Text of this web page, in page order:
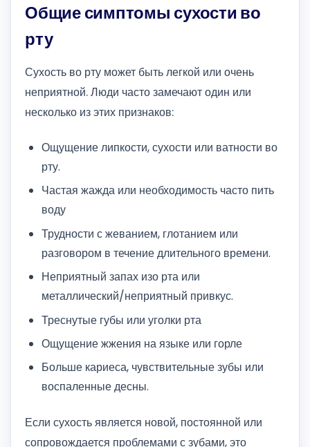
Общие симптомы сухости во
рту
Сухость во рту может быть легкой или очень
неприятной. Люди часто замечают один или
несколько из этих признаков:
Ощущение липкости, сухости или ватности во
рту.
Частая жажда или необходимость часто пить
воду
Трудности с жеванием, глотанием или
разговором в течение длительного времени.
Неприятный запах изо рта или
металлический/неприятный привкус.
Треснутые губы или уголки рта
Ощущение жжения на языке или горле
Больше кариеса, чувствительные зубы или
воспаленные десны.
Если сухость является новой, постоянной или
сопровождается проблемами с зубами, это